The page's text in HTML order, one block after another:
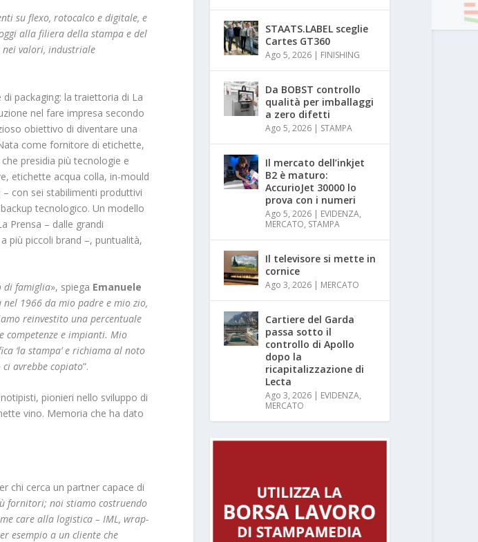
su flexo, rotocalco e digitale, e
alla filiera della stampa e del
nei valori, industriale
packaging: la traiettoria di La
nel fare impresa secondo
obiettivo di diventare una
come fornitore di etichette,
presidia più tecnologie e
etichette acqua colla, in-mould
– con sei stabilimenti produttivi
tecnologico. Un modello
Prensa – dalle grandi
più piccoli brand –, puntualità,
di famiglia», spiega Emanuele
nel 1966 da mio padre e mio zio,
reinvestito una percentuale
e impianti. Mio
‘la stampa’ e richiama al noto
avrebbe copiato”.
pionieri nello sviluppo di
vino. Memoria che ha dato
chi cerca un partner capace di
fornitori; noi stiamo costruendo
care alla logistica – IML, wrap-
esempio a un cliente che
STAATS.LABEL sceglie
Cartes GT360
Ago 5, 2026 | FINISHING
Da BOBST controllo
qualità per imballaggi
a zero difetti
Ago 5, 2026 | STAMPA
Il mercato dell’inkjet
B2 è maturo:
AccurioJet 30000 lo
prova con i numeri
Ago 5, 2026 | EVIDENZA,
MERCATO, STAMPA
Il televisore si mette in
cornice
Ago 3, 2026 | MERCATO
Cartiere del Garda
passa sotto il
controllo di Apollo
dopo la
ricapitalizzazione di
Lecta
Ago 3, 2026 | EVIDENZA,
MERCATO